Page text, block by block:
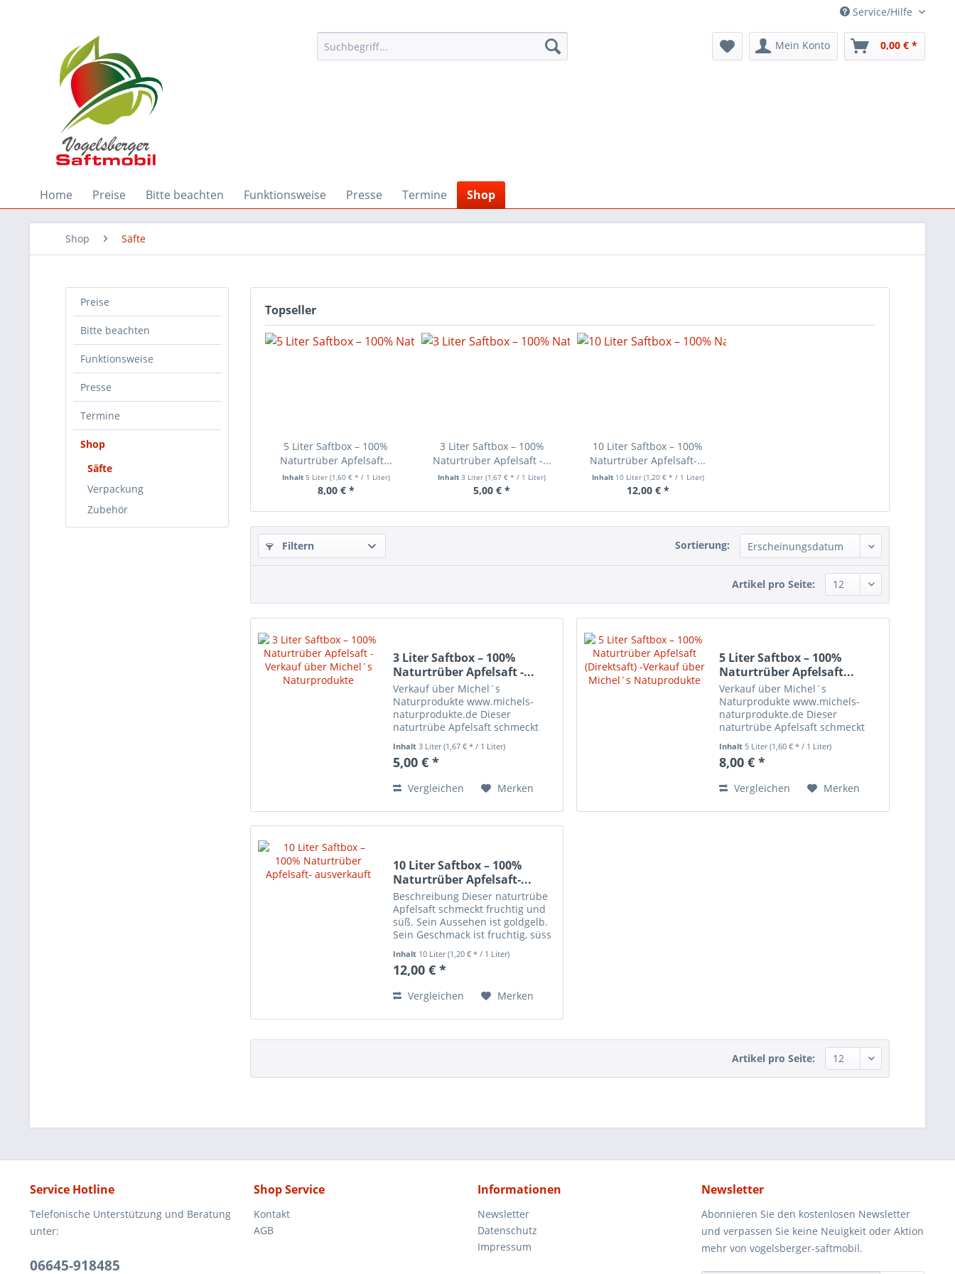
Service/Hilfe
Mein Konto 0,00 € *
Home Preise Bitte beachten Funktionsweise Presse Termine Shop
Shop Säfte
Preise
Bitte beachten
Funktionsweise
Presse
Termine
Shop
Säfte
Verpackung
Zubehör
Topseller
5 Liter Saftbox – 100%
Naturtrüber Apfelsaft...
Inhalt 5 Liter (1,60 € * / 1 Liter)
8,00 € *
3 Liter Saftbox – 100%
Naturtrüber Apfelsaft -...
Inhalt3 Liter(1,67 € * / 1 Liter)
5,00 € *
10 Liter Saftbox – 100%
Naturtrüber Apfelsaft-...
Inhalt 10 Liter (1,20 € * / 1 Liter)
12,00 € *
Filtern Sortierung:
Artikel pro Seite:
3 Liter Saftbox – 100%
Naturtrüber Apfelsaft -...
Verkauf über Michel´s
Naturprodukte www.michels-
naturprodukte.de Dieser
naturtrübe Apfelsaft schmeckt
ist goldgelb. Sein Geschmack ist
fruchtig, süss und aromatisch.
heimischen...
Inhalt3 Liter(1,67 € * / 1 Liter)
5,00 € *
Vergleichen Merken
5 Liter Saftbox – 100%
Naturtrüber Apfelsaft...
Verkauf über Michel´s
Naturprodukte www.michels-
naturprodukte.de Dieser
naturtrübe Apfelsaft schmeckt
ist goldgelb. Sein Geschmack ist
fruchtig, süss und aromatisch.
heimischen,...
Inhalt5 Liter(1,60 € * / 1 Liter)
8,00 € *
Vergleichen Merken
10 Liter Saftbox – 100%
Naturtrüber Apfelsaft-...
Beschreibung Dieser naturtrübe
Apfelsaft schmeckt fruchtig und
süß. Sein Aussehen ist goldgelb.
Sein Geschmack ist fruchtig, süss
aus unseren heimischen
Streuobstwiesen.
Inhalt 10 Liter(1,20 € * / 1 Liter)
12,00 € *
Vergleichen Merken
Artikel pro Seite:
Service Hotline
Telefonische Unterstützung und Beratung
unter:
06645-918485
Shop Service
Kontakt
AGB
Informationen
Newsletter
Datenschutz
Impressum
Newsletter
Abonnieren Sie den kostenlosen Newsletter
und verpassen Sie keine Neuigkeit oder Aktion
mehr von vogelsberger-saftmobil.